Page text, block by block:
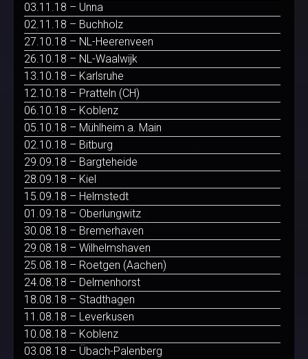
03.11.18 – Unna
02.11.18 – Buchholz
27.10.18 – NL-Heerenveen
26.10.18 – NL-Waalwijk
13.10.18 – Karlsruhe
12.10.18 – Pratteln (CH)
06.10.18 – Koblenz
05.10.18 – Mühlheim a. Main
02.10.18 – Bitburg
29.09.18 – Bargteheide
28.09.18 – Kiel
15.09.18 – Helmstedt
01.09.18 – Oberlungwitz
30.08.18 – Bremerhaven
29.08.18 – Wilhelmshaven
25.08.18 – Roetgen (Aachen)
24.08.18 – Delmenhorst
18.08.18 – Stadthagen
11.08.18 – Leverkusen
10.08.18 – Koblenz
03.08.18 – Übach-Palenberg